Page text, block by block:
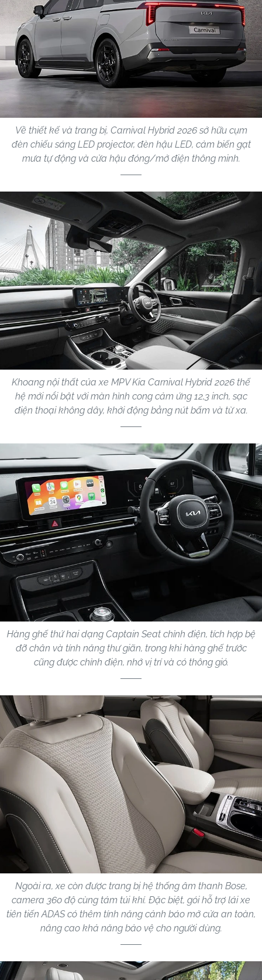
Về thiết kế và trang bị, Carnival Hybrid 2026 sở hữu cụm
đèn chiếu sáng LED projector, đèn hậu LED, cảm biến gạt
mưa tự động và cửa hậu đóng/mở điện thông minh.
Khoang nội thất của xe MPV Kia Carnival Hybrid 2026 thế
hệ mới nổi bật với màn hình cong cảm ứng 12,3 inch, sạc
điện thoại không dây, khởi động bằng nút bấm và từ xa.
Hàng ghế thứ hai dạng Captain Seat chỉnh điện, tích hợp bệ
đỡ chân và tính năng thư giãn, trong khi hàng ghế trước
cũng được chỉnh điện, nhớ vị trí và có thông gió.
Ngoài ra, xe còn được trang bị hệ thống âm thanh Bose,
camera 360 độ cùng tám túi khí. Đặc biệt, gói hỗ trợ lái xe
tiên tiến ADAS có thêm tính năng cảnh báo mở cửa an toàn,
nâng cao khả năng bảo vệ cho người dùng.